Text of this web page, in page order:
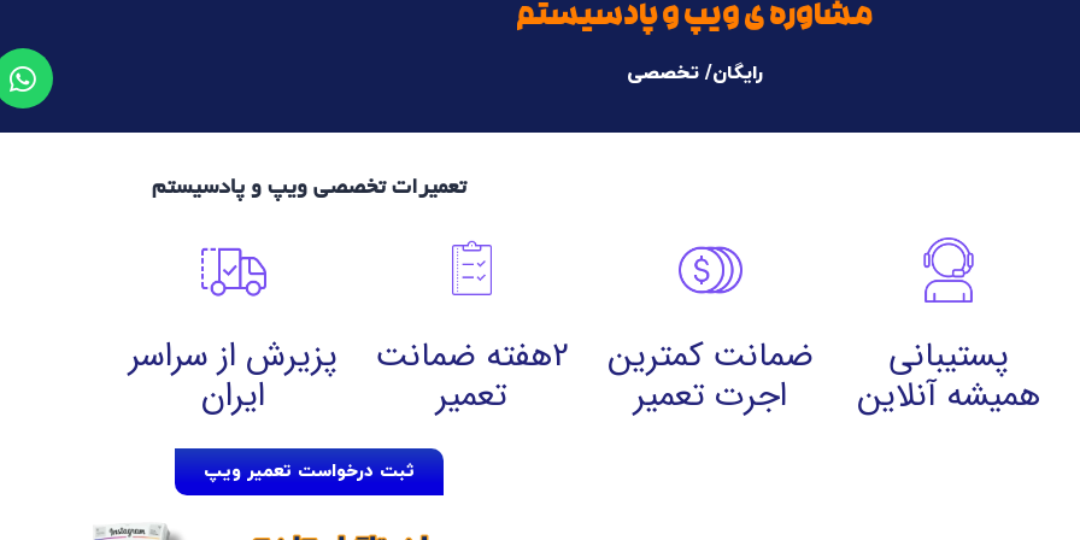
مشاوره ی ویپ و پادسیستم
رایگان/ تخصصی
تعمیرات تخصصی ویپ و پادسیستم
پستیبانی
همیشه آنلاین
ضمانت کمترین
اجرت تعمیر
2هفته ضمانت
تعمیر
پزیرش از سراسر
ایران
ثبت درخواست تعمیر ویپ